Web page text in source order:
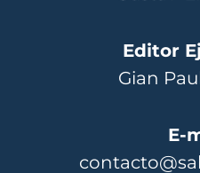
Editor
Gian
E-